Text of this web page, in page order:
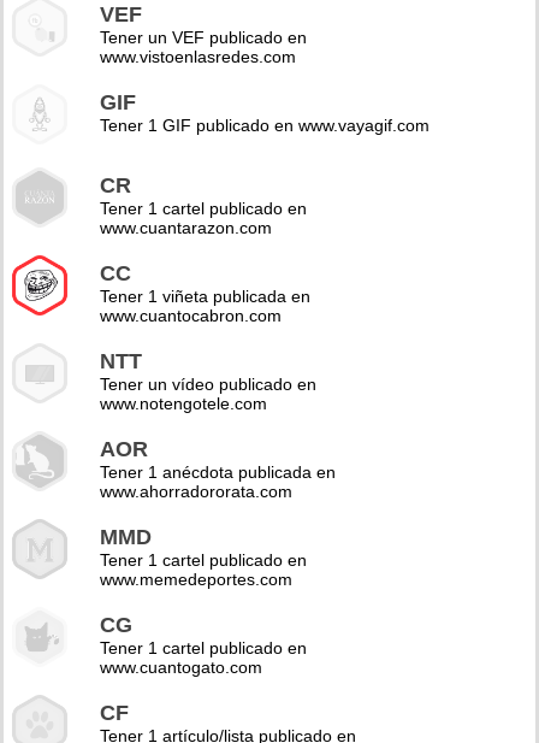
VEF
Tener un VEF publicado en
www.vistoenlasredes.com
GIF
Tener 1 GIF publicado en www.vayagif.com
CR
Tener 1 cartel publicado en
www.cuantarazon.com
CC
Tener 1 viñeta publicada en
www.cuantocabron.com
NTT
Tener un vídeo publicado en
www.notengotele.com
AOR
Tener 1 anécdota publicada en
www.ahorradororata.com
MMD
Tener 1 cartel publicado en
www.memedeportes.com
CG
Tener 1 cartel publicado en
www.cuantogato.com
CF
Tener 1 artículo/lista publicado en